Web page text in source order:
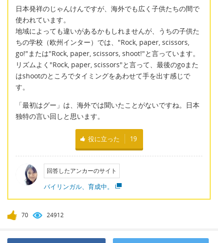
日本発祥のじゃんけんですが、海外でも広く子供たちの間で
使われています。
地域によっても違いがあるかもしれませんが、うちの子供た
ちの学校（欧州インター）では、"Rock, paper, scissors,
go!"または"Rock, paper, scissors, shoot!"と言っています。
リズムよく"Rock, paper, scissors"と言って、最後のgoまた
はshootのところでタイミングをあわせて手を出す感じで
す。
「最初はグー」は、海外では聞いたことがないですね。日本
独特の言い回しと思います。
役に立った 19
回答したアンカーのサイト
バイリンガル、育成中。
70 24912